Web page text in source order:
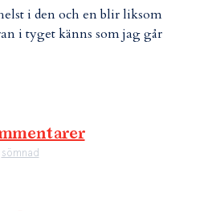
i den och en blir liksom
i tyget känns som jag går
sömnad